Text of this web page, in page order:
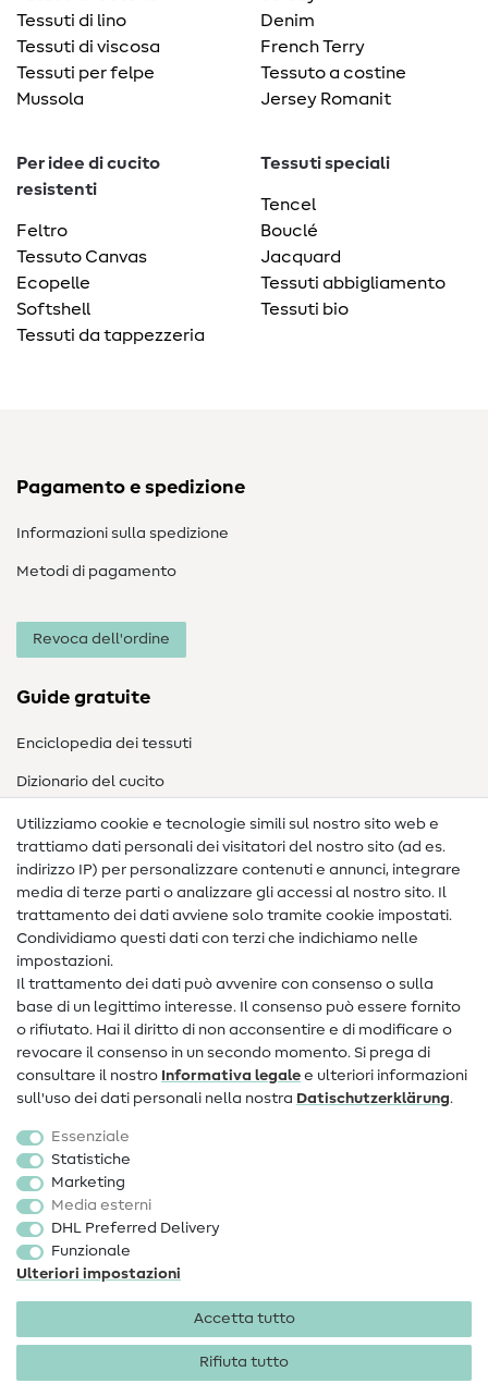
Tessuti di lino
Tessuti di viscosa
Tessuti per felpe
Mussola
Denim
French Terry
Tessuto a costine
Jersey Romanit
Per idee di cucito
resistenti
Feltro
Tessuto Canvas
Ecopelle
Softshell
Tessuti da tappezzeria
Tessuti speciali
Tencel
Bouclé
Jacquard
Tessuti abbigliamento
Tessuti bio
Pagamento e spedizione
Informazioni sulla spedizione
Metodi di pagamento
Revoca dell'ordine
Guide gratuite
Enciclopedia dei tessuti
Dizionario del cucito
Nähanleitungen
Assistenza e contatto
Contatto
Informazioni sul nuovo proprietario
FAQ
Diritto di recesso
Popolare
Accessori cucito
Sale
Utilizziamo cookie e tecnologie simili sul nostro sito web e
trattiamo dati personali dei visitatori del nostro sito (ad es.
indirizzo IP) per personalizzare contenuti e annunci, integrare
media di terze parti o analizzare gli accessi al nostro sito. Il
trattamento dei dati avviene solo tramite cookie impostati.
Condividiamo questi dati con terzi che indichiamo nelle
impostazioni.
Il trattamento dei dati può avvenire con consenso o sulla
base di un legittimo interesse. Il consenso può essere fornito
o rifiutato. Hai il diritto di non acconsentire e di modificare o
revocare il consenso in un secondo momento. Si prega di
consultare il nostro Informativa legale e ulteriori informazioni
sull'uso dei dati personali nella nostra Dati­schutz­erklärung.
Essenziale
Statistiche
Marketing
Media esterni
DHL Preferred Delivery
Funzionale
Ulteriori impostazioni
Accetta tutto
Rifiuta tutto
Informazioni legali Privacy
Condizioni generali